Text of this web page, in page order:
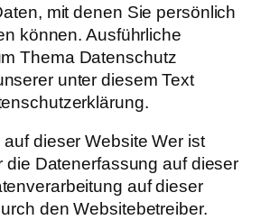
mit denen Sie persönlich
können. Ausführliche
Thema Datenschutz
unter diesem Text
dieser Website Wer ist
die Datenerfassung auf dieser
auf dieser
den Websitebetreiber.